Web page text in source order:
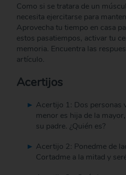
Como si se tratara de un
necesita ejercitarse para
Aprovecha tu tiempo en casa
estos pasatiempos, activar tu
memoria. Encuentra las
artículo.
Acertijos
Acertijo 1: Dos personas
menor es hija de la
su padre. ¿Quién es?
Acertijo 2: Ponedme de
Cortadme a la mitad y